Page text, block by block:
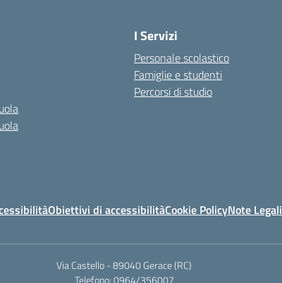
I Servizi
Personale scolastico
Famiglie e studenti
Percorsi di studio
Obiettivi di accessibilitàCookie PolicyNote Legali
Via Castello - 89040 Gerace (RC)
Telefono: 0964/356007